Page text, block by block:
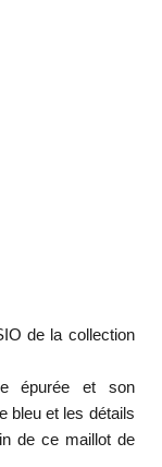
de la collection
épurée et son
bleu et les détails
de ce maillot de